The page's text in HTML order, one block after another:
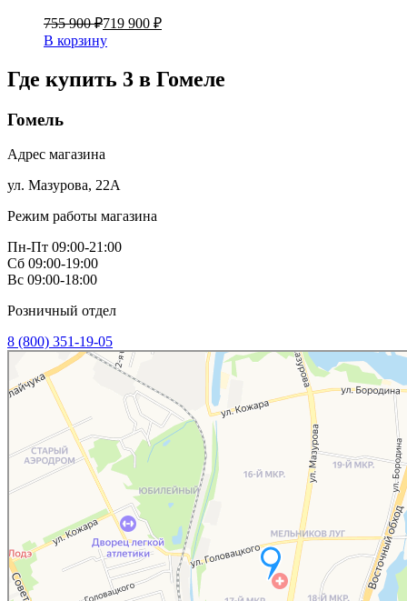
755 900 ₽719 900 ₽
В корзину
Где купить 3 в Гомеле
Гомель
Адрес магазина
ул. Мазурова, 22А
Режим работы магазина
Пн-Пт 09:00-21:00
Сб 09:00-19:00
Вс 09:00-18:00
Розничный отдел
8 (800) 351-19-05